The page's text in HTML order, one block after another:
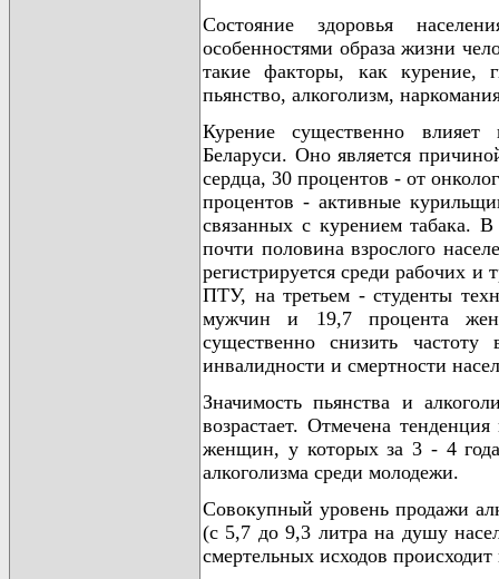
Состояние здоровья
особенностями образа жизни
такие факторы, как курение,
пьянство, алкоголизм,
Курение существенно влияет
Беларуси. Оно является
сердца, 30 процентов - от
процентов - активные
связанных с курением табака.
почти половина взрослого
регистрируется среди рабочих и
ПТУ, на третьем - студенты
мужчин и 19,7 процента
существенно снизить частоту
инвалидности и смертности
Значимость пьянства и
возрастает. Отмечена
женщин, у которых за 3 - 4 года
алкоголизма среди молодежи.
Совокупный уровень продажи
(с 5,7 до 9,3 литра на душу
смертельных исходов происходит